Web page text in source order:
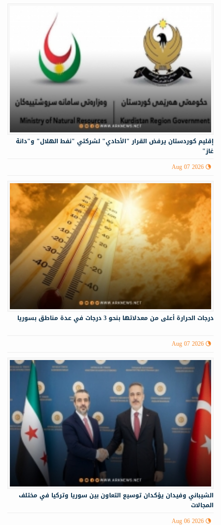
إقليم كوردستان يرفض القرار "الأحادي" لشركتي "نفط الهلال" و"دانة
غاز"
Aug 07 2026
درجات الحرارة أعلى من معدلاتها بنحو 3 درجات في عدة مناطق بسوريا
Aug 07 2026
الشيباني وفيدان يؤكدان توسيع التعاون بين سوريا وتركيا في مختلف
المجالات
Aug 06 2026